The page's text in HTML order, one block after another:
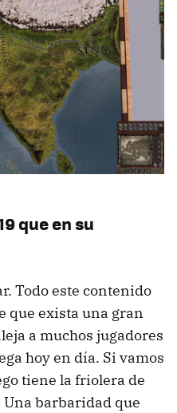
que en su
Todo este contenido
que exista una gran
a muchos jugadores
hoy en día. Si vamos
tiene la friolera de
Una barbaridad que